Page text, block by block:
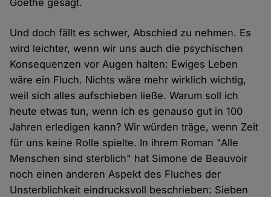
Goethe gesagt.
Und doch fällt es schwer, Abschied zu nehmen. Es
wird leichter, wenn wir uns auch die psychischen
Konsequenzen vor Augen halten: Ewiges Leben
wäre ein Fluch. Nichts wäre mehr wirklich wichtig,
weil sich alles aufschieben ließe. Warum soll ich
heute etwas tun, wenn ich es genauso gut in 100
Jahren erledigen kann? Wir würden träge, wenn Zeit
für uns keine Rolle spielte. In ihrem Roman "Alle
Menschen sind sterblich" hat Simone de Beauvoir
noch einen anderen Aspekt des Fluches der
Unsterblichkeit eindrucksvoll beschrieben: Sieben